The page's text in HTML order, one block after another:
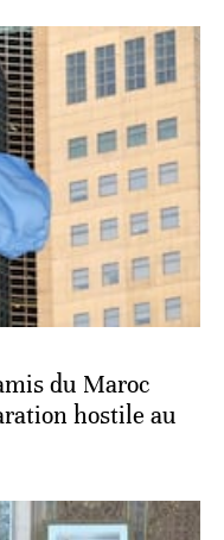
du Maroc
hostile au